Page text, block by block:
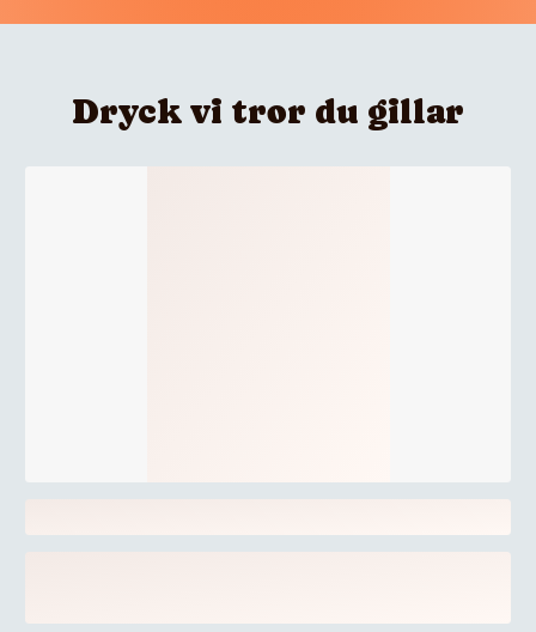
Dryck vi tror du gillar